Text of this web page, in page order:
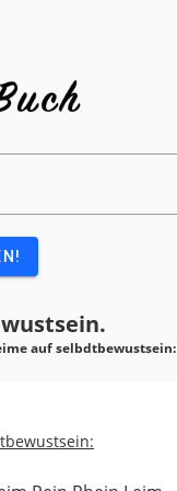
aufselbdtbewustsein: